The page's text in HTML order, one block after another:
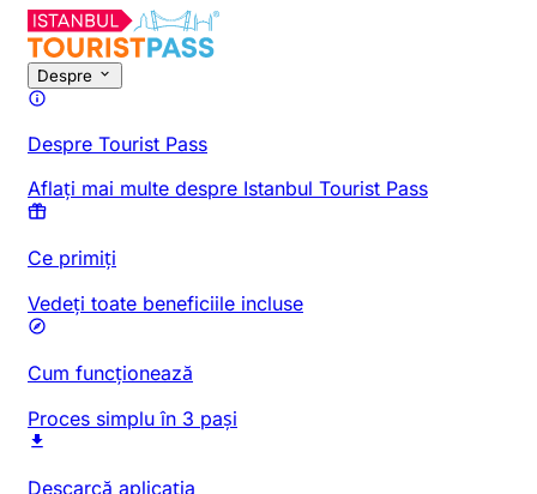
Despre
Despre Tourist Pass
Aflați mai multe despre Istanbul Tourist Pass
Ce primiți
Vedeți toate beneficiile incluse
Cum funcționează
Proces simplu în 3 pași
Descarcă aplicația